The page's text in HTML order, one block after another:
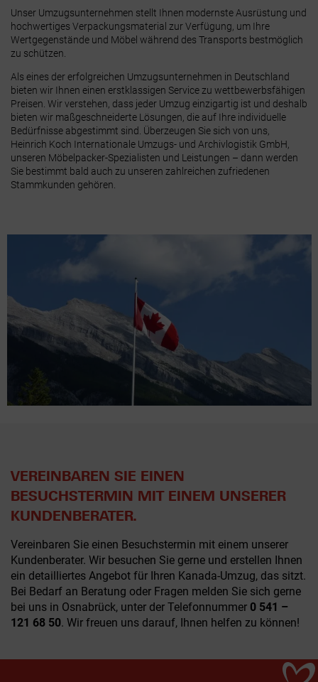
Unser Umzugsunternehmen stellt Ihnen modernste Ausrüstung und
hochwertiges Verpackungsmaterial zur Verfügung, um Ihre
Wertgegenstände und Möbel während des Transports bestmöglich
zu schützen.
Als eines der erfolgreichen Umzugsunternehmen in Deutschland
bieten wir Ihnen einen erstklassigen Service zu wettbewerbsfähigen
Preisen. Wir verstehen, dass jeder Umzug einzigartig ist und deshalb
bieten wir maßgeschneiderte Lösungen, die auf Ihre individuelle
Bedürfnisse abgestimmt sind. Überzeugen Sie sich von uns,
Heinrich Koch Internationale Umzugs- und Archivlogistik GmbH,
unseren Möbelpacker-Spezialisten und Leistungen – dann werden
Sie bestimmt bald auch zu unseren zahlreichen zufriedenen
Stammkunden gehören.
VEREINBAREN SIE EINEN
BESUCHSTERMIN MIT EINEM UNSERER
KUNDENBERATER.
Vereinbaren Sie einen Besuchstermin mit einem unserer
Kundenberater. Wir besuchen Sie gerne und erstellen Ihnen
ein detailliertes Angebot für Ihren Kanada-Umzug, das sitzt.
Bei Bedarf an Beratung oder Fragen melden Sie sich gerne
bei uns in Osnabrück, unter der Telefonnummer 0 541 –
121 68 50. Wir freuen uns darauf, Ihnen helfen zu können!